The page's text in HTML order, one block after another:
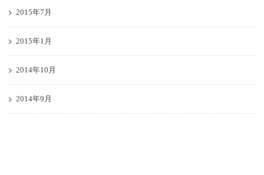
2015年7月
2015年1月
2014年10月
2014年9月